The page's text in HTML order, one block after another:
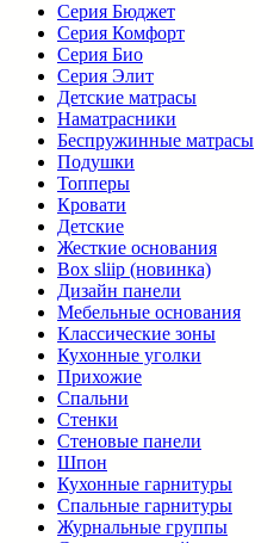
Серия Бюджет
Серия Комфорт
Серия Био
Серия Элит
Детские матрасы
Наматрасники
Беспружинные матрасы
Подушки
Топперы
Кровати
Детские
Жесткие основания
Box sliip (новинка)
Дизайн панели
Мебельные основания
Классические зоны
Кухонные уголки
Прихожие
Спальни
Стенки
Стеновые панели
Шпон
Кухонные гарнитуры
Спальные гарнитуры
Журнальные группы